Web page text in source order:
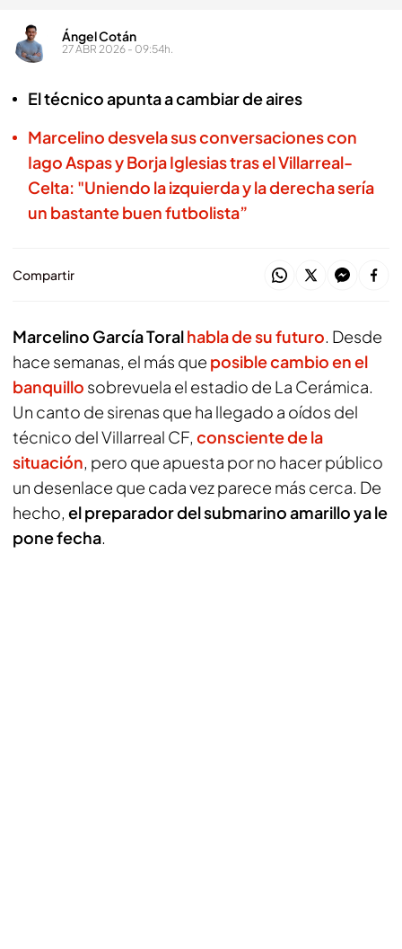
Ángel Cotán
27 ABR 2026 - 09:54h.
El técnico apunta a cambiar de aires
Marcelino desvela sus conversaciones con
Iago Aspas y Borja Iglesias tras el Villarreal-
Celta: "Uniendo la izquierda y la derecha sería
un bastante buen futbolista”
Compartir
Marcelino García Toralhabla de su futuro. Desde
hace semanas, el más que posible cambio en el
banquillo sobrevuela el estadio de La Cerámica.
Un canto de sirenas que ha llegado a oídos del
técnico del Villarreal CF, consciente de la
situación, pero que apuesta por no hacer público
un desenlace que cada vez parece más cerca. De
hecho, el preparador del submarino amarillo ya le
pone fecha.